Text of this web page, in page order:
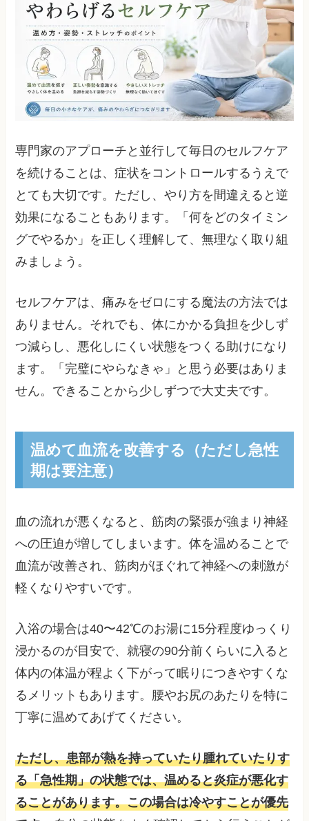
専門家のアプローチと並行して毎日のセルフケア
を続けることは、症状をコントロールするうえで
とても大切です。ただし、やり方を間違えると逆
効果になることもあります。「何をどのタイミン
グでやるか」を正しく理解して、無理なく取り組
みましょう。
セルフケアは、痛みをゼロにする魔法の方法では
ありません。それでも、体にかかる負担を少しず
つ減らし、悪化しにくい状態をつくる助けになり
ます。「完璧にやらなきゃ」と思う必要はありま
せん。できることから少しずつで大丈夫です。
温めて血流を改善する（ただし急性
期は要注意）
血の流れが悪くなると、筋肉の緊張が強まり神経
への圧迫が増してしまいます。体を温めることで
血流が改善され、筋肉がほぐれて神経への刺激が
軽くなりやすいです。
入浴の場合は40〜42℃のお湯に15分程度ゆっくり
浸かるのが目安で、就寝の90分前くらいに入ると
体内の体温が程よく下がって眠りにつきやすくな
るメリットもあります。腰やお尻のあたりを特に
丁寧に温めてあげてください。
ただし、患部が熱を持っていたり腫れていたりす
る「急性期」の状態では、温めると炎症が悪化す
ることがあります。この場合は冷やすことが優先